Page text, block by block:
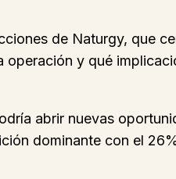
de Naturgy, que
y qué
abrir nuevas
dominante con el